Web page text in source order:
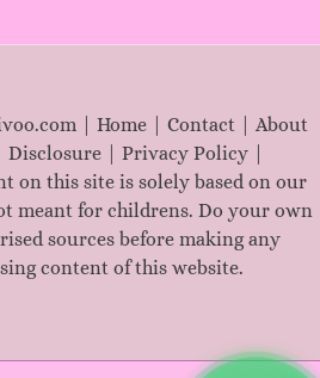
| Home Contact
About
Disclosure| Privacy Policy|
on this site is solely based on our
meant for childrens. Do your own
sources before making any
content of this website.